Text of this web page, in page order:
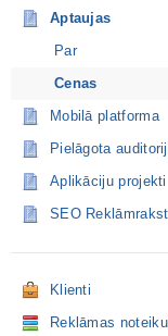
Aptaujas
Par
Cenas
Mobilā platforma
Pielāgota
Aplikāciju projekti
SEO
Klienti
Reklāmas